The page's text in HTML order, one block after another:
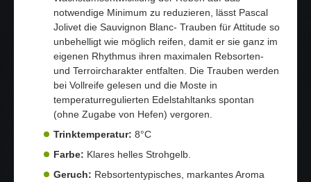
notwendige Minimum zu reduzieren, lässt Pascal
Jolivet die Sauvignon Blanc- Trauben für Attitude so
unbehelligt wie möglich reifen, damit er sie ganz im
eigenen Rhythmus ihren maximalen Rebsorten-
und Terroircharakter entfalten. Die Trauben werden
bei Vollreife gelesen und die Moste in
temperaturregulierten Edelstahltanks spontan
(ohne Zugabe von Hefen) vergoren.
Trinktemperatur: 8°C
Farbe: Klares helles Strohgelb.
Geruch: Rebsortentypisches, markantes Aroma